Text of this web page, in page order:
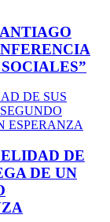
DE
DE UN